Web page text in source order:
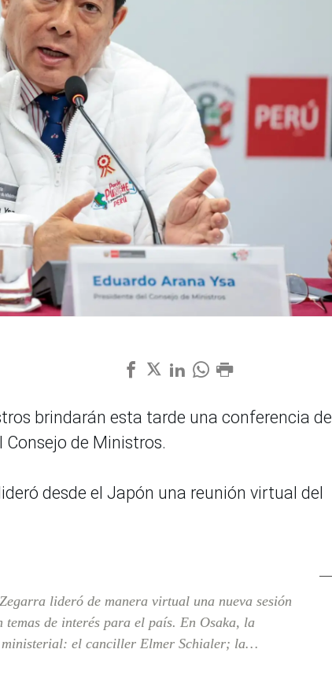
brindarán esta tarde una conferencia de
Consejo de Ministros.
desde el Japón una reunión virtual del
lideró de manera virtual una nueva sesión
de interés para el país. En Osaka, la
ministerial: el canciller Elmer Schialer; la…